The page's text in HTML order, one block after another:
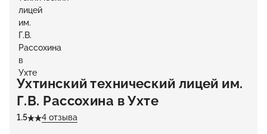
Ухтинский технический лицей им.
Г.В. Рассохина в Ухте
1.5 4 отзыва